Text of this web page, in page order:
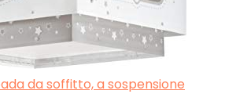
da soffitto, a sospensione